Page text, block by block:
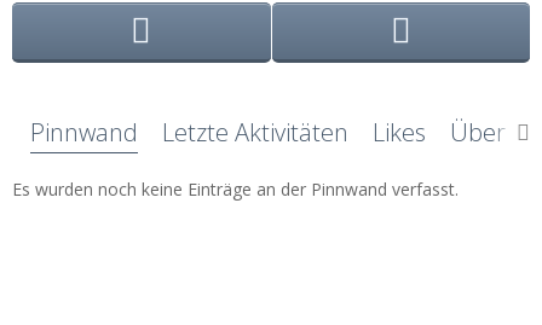
Pinnwand Letzte Aktivitäten Likes Über
Es wurden noch keine Einträge an der Pinnwand verfasst.